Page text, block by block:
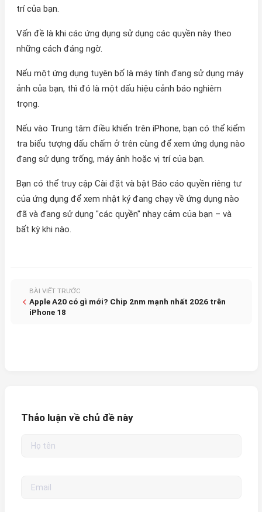
trí của bạn.
Vấn đề là khi các ứng dụng sử dụng các quyền này theo
những cách đáng ngờ.
Nếu một ứng dụng tuyên bố là máy tính đang sử dụng máy
ảnh của bạn, thì đó là một dấu hiệu cảnh báo nghiêm
trọng.
Nếu vào Trung tâm điều khiển trên iPhone, bạn có thể kiểm
tra biểu tượng dấu chấm ở trên cùng để xem ứng dụng nào
đang sử dụng trống, máy ảnh hoặc vị trí của bạn.
Bạn có thể truy cập Cài đặt và bật Báo cáo quyền riêng tư
của ứng dụng để xem nhật ký đang chạy về ứng dụng nào
đã và đang sử dụng "các quyền" nhạy cảm của bạn – và
bất kỳ khi nào.
BÀI VIẾT TRƯỚC
Apple A20 có gì mới? Chip 2nm mạnh nhất 2026 trên
iPhone 18
Thảo luận về chủ đề này